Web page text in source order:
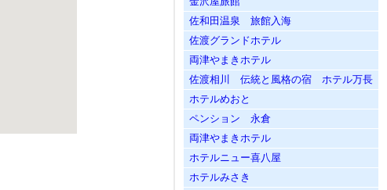
佐和田温泉 旅館入海
佐渡グランドホテル
両津やまきホテル
佐渡相川 伝統と風格の宿 ホテル万長
ホテルめおと
ペンション 永倉
両津やまきホテル
ホテルニュー喜八屋
ホテルみさき